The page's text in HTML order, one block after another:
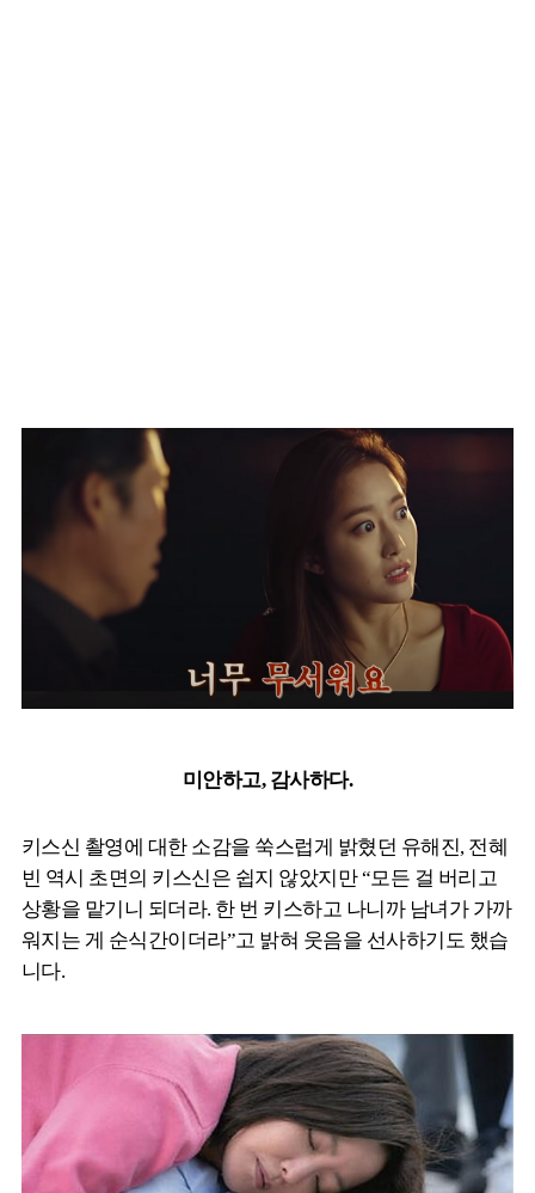
미안하고, 감사하다.
키스신 촬영에 대한 소감을 쑥스럽게 밝혔던 유해진, 전혜
빈 역시 초면의 키스신은 쉽지 않았지만 “모든 걸 버리고
상황을 맡기니 되더라. 한 번 키스하고 나니까 남녀가 가까
워지는 게 순식간이더라”고 밝혀 웃음을 선사하기도 했습
니다.